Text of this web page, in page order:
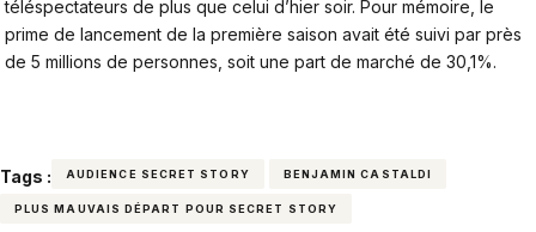
téléspectateurs de plus que celui d’hier soir. Pour mémoire, le
prime de lancement de la première saison avait été suivi par près
de 5 millions de personnes, soit une part de marché de 30,1%.
Tags : AUDIENCE SECRET STORY BENJAMIN CASTALDI
PLUS MAUVAIS DÉPART POUR SECRET STORY